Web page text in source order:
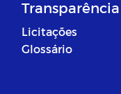
Transparência
Licitações
Glossário